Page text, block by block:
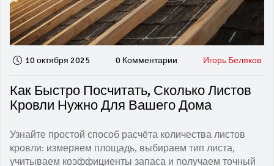
10 октября 2025 0 Комментарии Игорь Беляков
Как Быстро Посчитать, Сколько Листов
Кровли Нужно Для Вашего Дома
Узнайте простой способ расчёта количества листов
кровли: измеряем площадь, выбираем тип листа,
учитываем коэффициенты запаса и получаем точный